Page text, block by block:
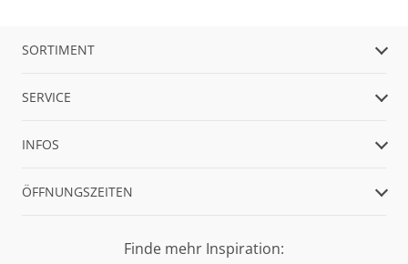
SORTIMENT
SERVICE
INFOS
ÖFFNUNGSZEITEN
Finde mehr Inspiration: